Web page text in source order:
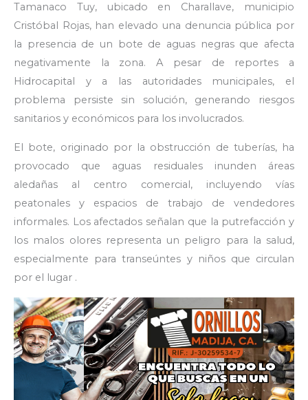
Tamanaco Tuy, ubicado en Charallave, municipio
Cristóbal Rojas, han elevado una denuncia pública por
la presencia de un bote de aguas negras que afecta
negativamente la zona. A pesar de reportes a
Hidrocapital y a las autoridades municipales, el
problema persiste sin solución, generando riesgos
sanitarios y económicos para los involucrados.
El bote, originado por la obstrucción de tuberías, ha
provocado que aguas residuales inunden áreas
aledañas al centro comercial, incluyendo vías
peatonales y espacios de trabajo de vendedores
informales. Los afectados señalan que la putrefacción y
los malos olores representa un peligro para la salud,
especialmente para transeúntes y niños que circulan
por el lugar .